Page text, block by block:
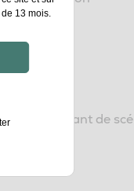
le projet
:
sont autant de
13 mois.